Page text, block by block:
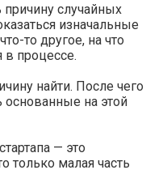
причину случайных
изначальные
то другое, на что
в процессе.
найти. После чего
основанные на этой
— это
только малая часть